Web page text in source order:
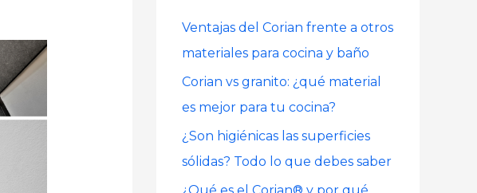
p
o
r
:
Ventajas del Corian frente a otros
materiales para cocina y baño
Corian vs granito: ¿qué material
es mejor para tu cocina?
¿Son higiénicas las superficies
sólidas? Todo lo que debes saber